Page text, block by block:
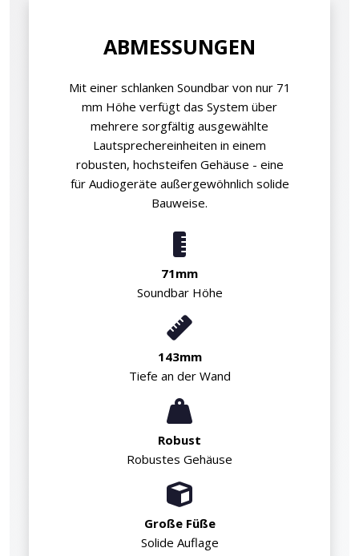
ABMESSUNGEN
Mit einer schlanken Soundbar von nur 71
mm Höhe verfügt das System über
mehrere sorgfältig ausgewählte
Lautsprechereinheiten in einem
robusten, hochsteifen Gehäuse - eine
für Audiogeräte außergewöhnlich solide
Bauweise.
71mm
Soundbar Höhe
143mm
Tiefe an der Wand
Robust
Robustes Gehäuse
Große Füße
Solide Auflage